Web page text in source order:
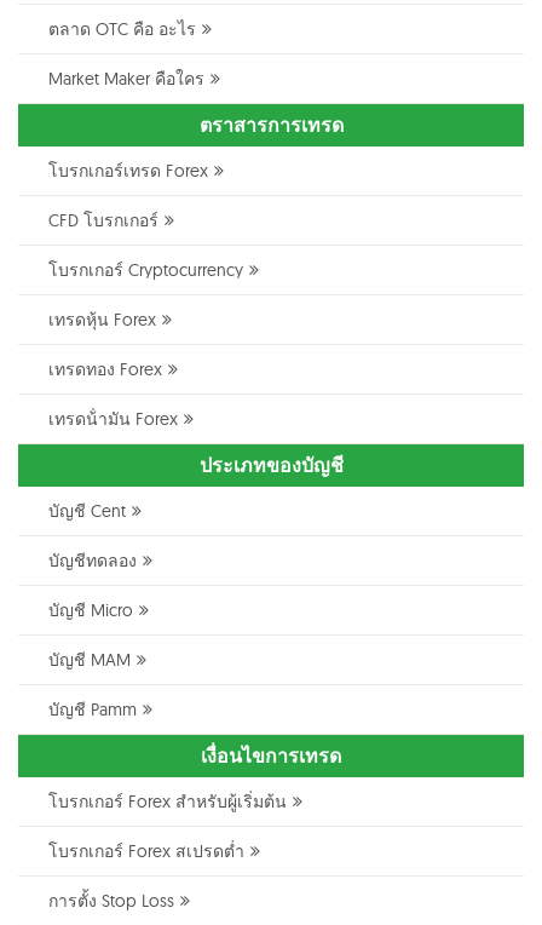
ตลาด OTC คือ อะไร
Market Maker คือใคร
ตราสารการเทรด
โบรกเกอร์เทรด Forex
CFD โบรกเกอร์
โบรกเกอร์ Cryptocurrency
เทรดหุ้น Forex
เทรดทอง Forex
เทรดน้ํามัน Forex
ประเภทของบัญชี
บัญชี Cent
บัญชีทดลอง
บัญชี Micro
บัญชี MAM
บัญชี Pamm
เงื่อนไขการเทรด
โบรกเกอร์ Forex สำหรับผู้เริ่มต้น
โบรกเกอร์ Forex สเปรดต่ำ
การตั้ง Stop Loss